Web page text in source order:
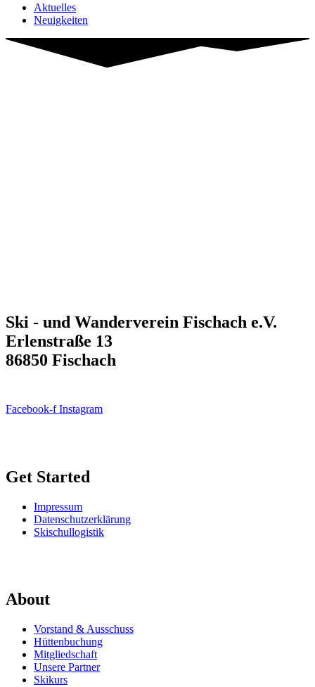
Aktuelles
Neuigkeiten
Ski - und Wanderverein Fischach e.V.
Erlenstraße 13
86850 Fischach
Facebook-f Instagram
Get Started
Impressum
Datenschutzerklärung
Skischullogistik
About
Vorstand & Ausschuss
Hüttenbuchung
Mitgliedschaft
Unsere Partner
Skikurs